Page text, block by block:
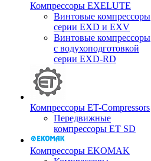
Компрессоры EXELUTE
Винтовые компрессоры
серии EXD и EXV
Винтовые компрессоры
с водухоподготовкой
серии EXD-RD
Компрессоры ET-Compressors
Передвижные
компрессоры ET SD
Компрессоры EKOMAK